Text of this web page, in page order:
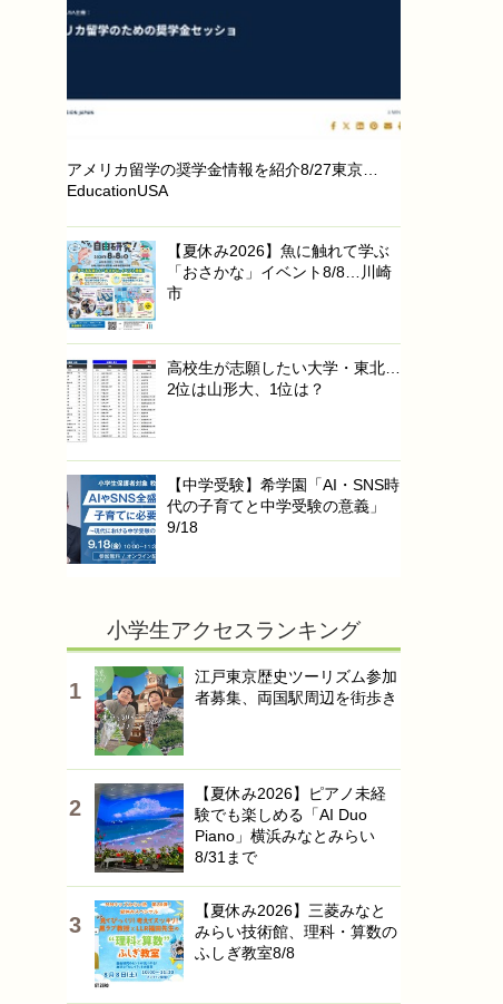
アメリカ留学の奨学金情報を紹介8/27東京…
EducationUSA
【夏休み2026】魚に触れて学ぶ
「おさかな」イベント8/8…川崎
市
高校生が志願したい大学・東北…
2位は山形大、1位は？
【中学受験】希学園「AI・SNS時
代の子育てと中学受験の意義」
9/18
小学生アクセスランキング
江戸東京歴史ツーリズム参加
者募集、両国駅周辺を街歩き
【夏休み2026】ピアノ未経
験でも楽しめる「AI Duo
Piano」横浜みなとみらい
8/31まで
【夏休み2026】三菱みなと
みらい技術館、理科・算数の
ふしぎ教室8/8